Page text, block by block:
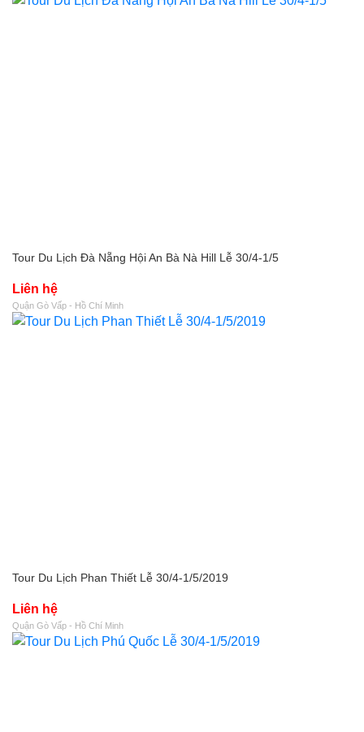
Tour Du Lịch Đà Nẵng Hội An Bà Nà Hill Lễ 30/4-1/5
Liên hệ
Quận Gò Vấp - Hồ Chí Minh
Tour Du Lịch Phan Thiết Lễ 30/4-1/5/2019
Liên hệ
Quận Gò Vấp - Hồ Chí Minh